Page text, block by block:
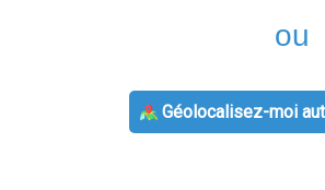
ou
Géolocalisez-moi